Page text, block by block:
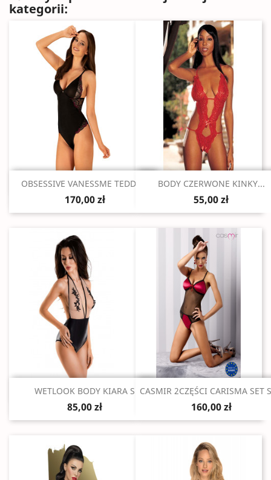
kategorii:
Szybki podgląd
OBSESSIVE VANESSME TEDDY...
170,00 zł
 Szybki podgląd
BODY CZERWONE KINKY...
55,00 zł
Szybki podgląd
WETLOOK BODY KIARA S
85,00 zł
Szybki podgląd
CASMIR 2CZĘŚCI CARISMA SET
160,00 zł